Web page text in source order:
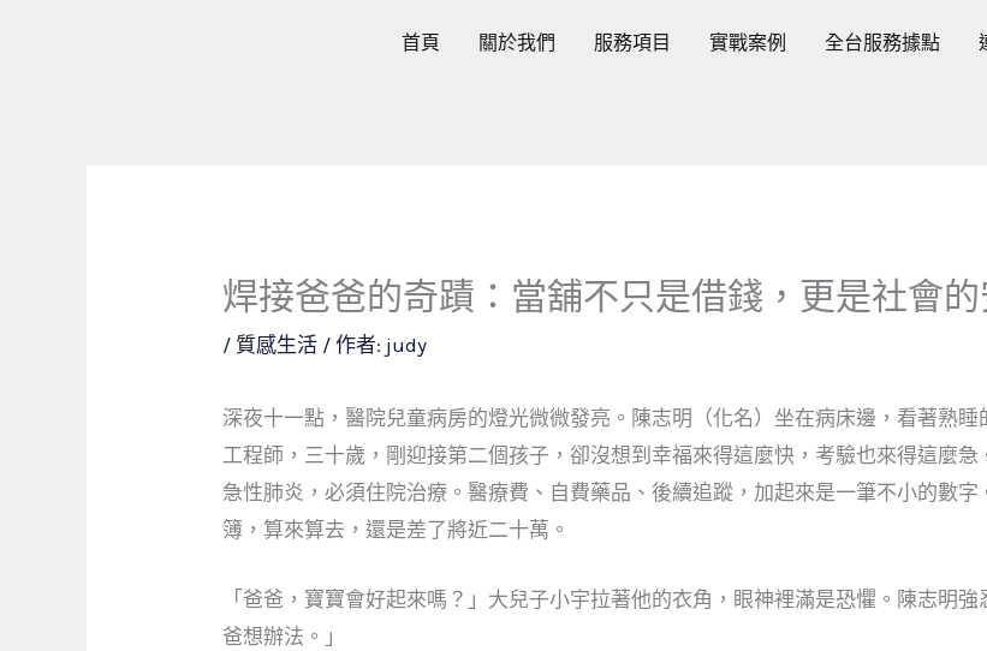
首頁 關於我們 服務項目 實戰案例 全台服務據點
焊接爸爸的奇蹟：當舖不只是借錢，更是社會的
/ 質感生活 / 作者: judy
深夜十一點，醫院兒童病房的燈光微微發亮。陳志明（化名）坐在病床邊，看著熟
工程師，三十歲，剛迎接第二個孩子，卻沒想到幸福來得這麼快，考驗也來得這麼
急性肺炎，必須住院治療。醫療費、自費藥品、後續追蹤，加起來是一筆不小的數
簿，算來算去，還是差了將近二十萬。
「爸爸，寶寶會好起來嗎？」大兒子小宇拉著他的衣角，眼神裡滿是恐懼。陳志明
爸想辦法。」